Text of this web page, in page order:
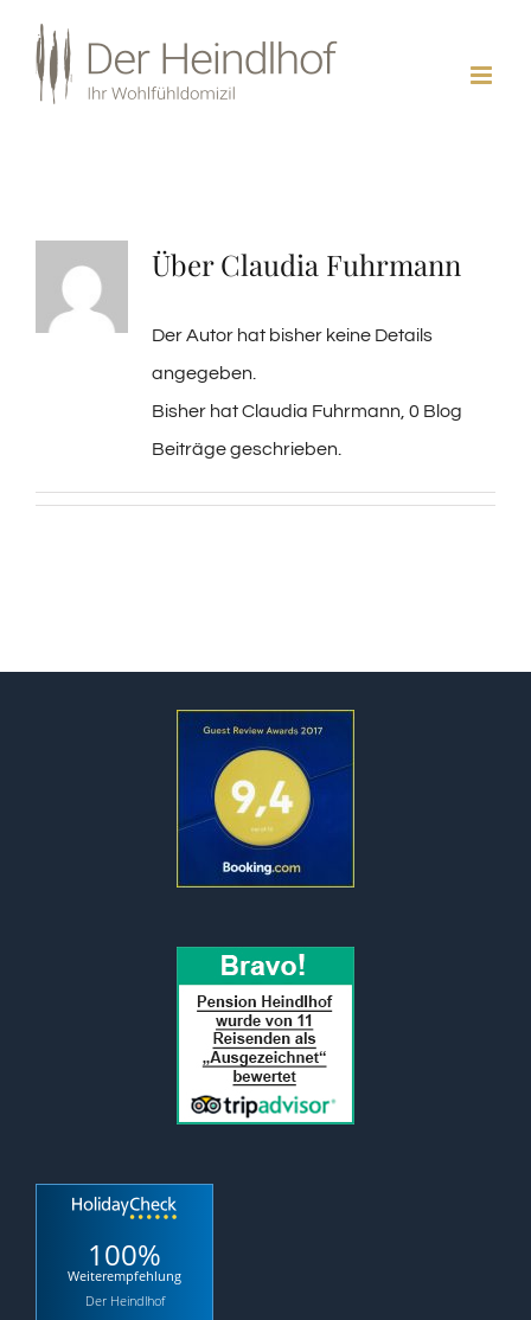
Inhalt
springen
ÜberClaudia Fuhrmann
Der Autor hat bisher keine Details
angegeben.
Bisher hat Claudia Fuhrmann, 0 Blog
Beiträge geschrieben.
100%
Weiterempfehlung
Der Heindlhof